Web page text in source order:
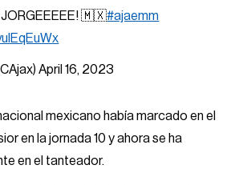
JORGEEEEE! 🇲🇽#ajaemm
April 16, 2023
mexicano había marcado en el
en la jornada 10 y ahora se ha
en el tanteador.